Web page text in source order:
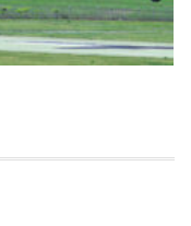
MC-130, 15731